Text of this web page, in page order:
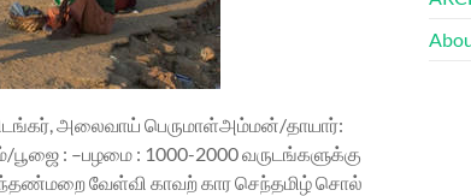
அலைவாய் பெருமாள்அம்மன்/தாயார்:
: –பழமை : 1000-2000 வருடங்களுக்கு
அந்தண்மறை வேள்வி காவற் கார செந்தமிழ் சொல்